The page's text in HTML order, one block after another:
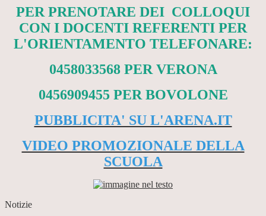
PER PRENOTARE DEI COLLOQUI
CON I DOCENTI REFERENTI PER
L'ORIENTAMENTO TELEFONARE:
0458033568 PER VERONA
0456909455 PER BOVOLONE
PUBBLICITA' SU L'ARENA.IT
VIDEO PROMOZIONALE DELLA
SCUOLA
Notizie